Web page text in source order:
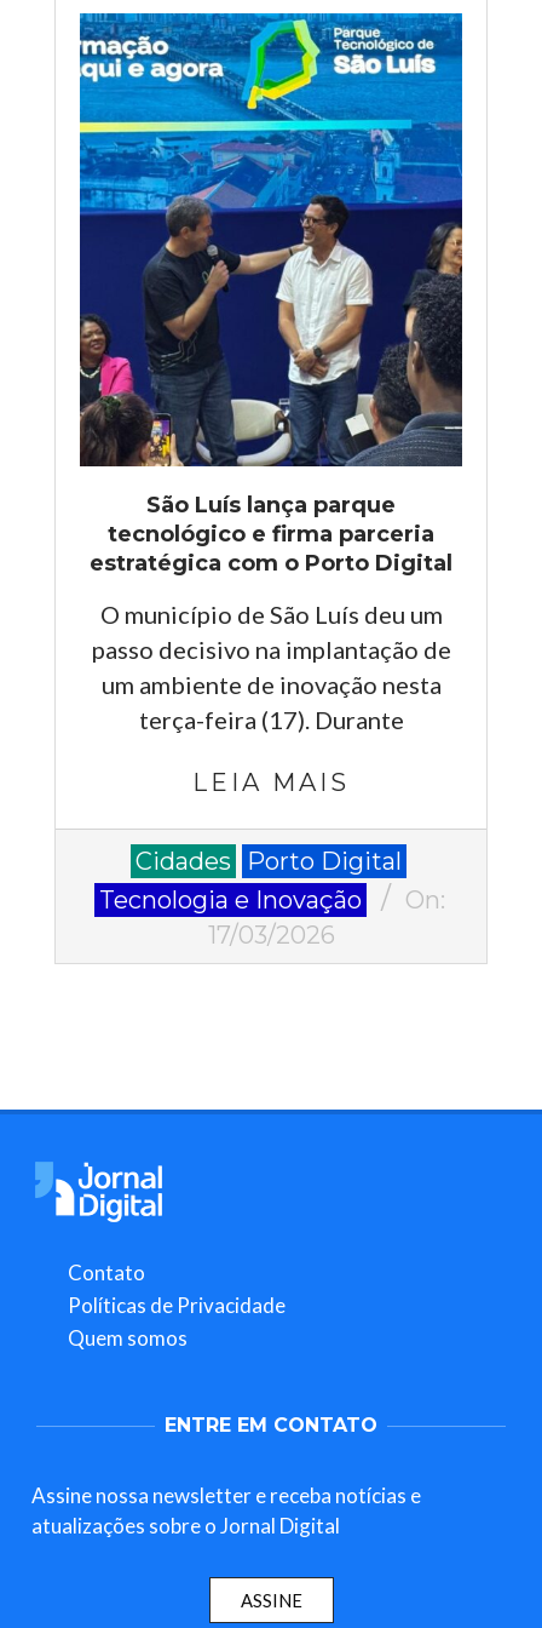
São Luís lança parque
tecnológico e firma parceria
estratégica com o Porto Digital
O município de São Luís deu um
passo decisivo na implantação de
um ambiente de inovação nesta
terça-feira (17). Durante
LEIA MAIS
Cidades
Porto Digital
Tecnologia e Inovação
On:
17/03/2026
Contato
Políticas de Privacidade
Quem somos
ENTRE EM CONTATO
Assine nossa newsletter e receba notícias e
atualizações sobre o Jornal Digital
ASSINE